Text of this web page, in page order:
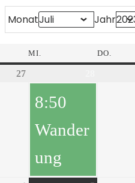
Monat Jahr
MI. DO.
27
8:50
Wander
ung